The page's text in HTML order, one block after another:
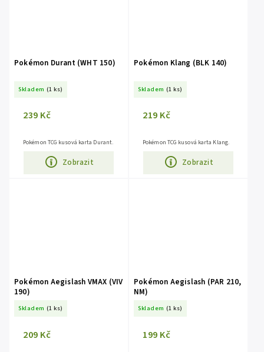
Pokémon Durant (WHT 150)
Skladem (1 ks)
239 Kč
Zobrazit
Pokémon TCG kusová karta Durant.
Pokémon Klang (BLK 140)
Skladem (1 ks)
219 Kč
Zobrazit
Pokémon TCG kusová karta Klang.
Pokémon Aegislash VMAX (VIV
190)
Skladem (1 ks)
209 Kč
Pokémon Aegislash (PAR 210,
NM)
Skladem (1 ks)
199 Kč